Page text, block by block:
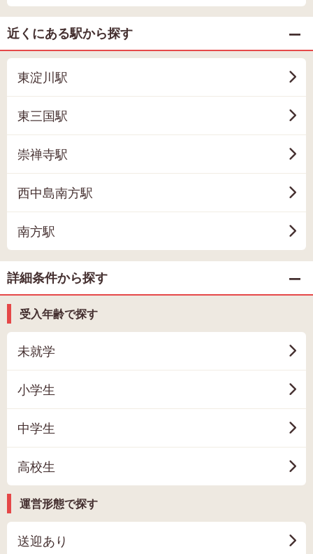
近くにある駅から探す
東淀川駅
東三国駅
崇禅寺駅
西中島南方駅
南方駅
詳細条件から探す
受入年齢で探す
未就学
小学生
中学生
高校生
運営形態で探す
送迎あり